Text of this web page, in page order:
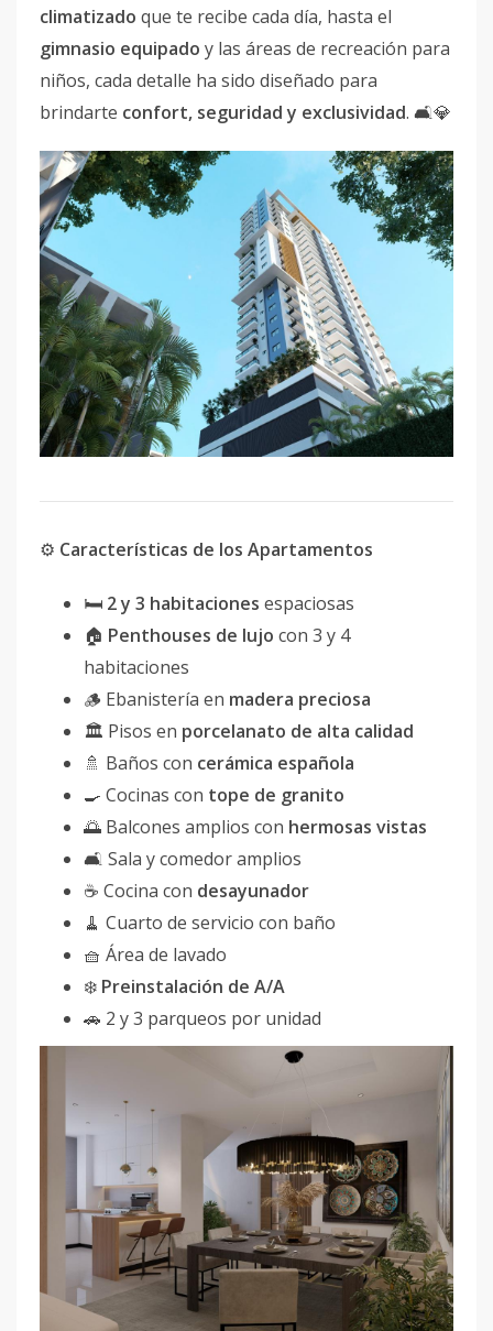
climatizado que te recibe cada día, hasta el
gimnasio equipado y las áreas de recreación para
niños, cada detalle ha sido diseñado para
brindarte confort, seguridad y exclusividad. 🛋💎
⚙️ Características de los Apartamentos
🛏 2 y 3 habitaciones espaciosas
🏠 Penthouses de lujo con 3 y 4
habitaciones
🪵 Ebanistería en madera preciosa
🏛 Pisos en porcelanato de alta calidad
🚿 Baños con cerámica española
🍳 Cocinas con tope de granito
🌅 Balcones amplios con hermosas vistas
🛋 Sala y comedor amplios
☕ Cocina con desayunador
🧹 Cuarto de servicio con baño
🧺 Área de lavado
❄️ Preinstalación de A/A
🚗 2 y 3 parqueos por unidad